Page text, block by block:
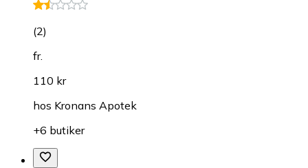
(2)
fr.
110 kr
hos Kronans Apotek
+6 butiker